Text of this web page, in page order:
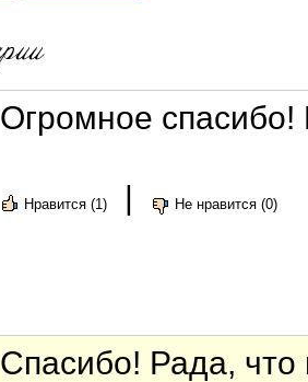
Огромное спасибо!
Нравится (1) | Не нравится (0)
Спасибо! Рада, что